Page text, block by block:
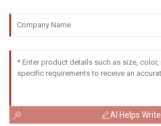
AI Helps Write